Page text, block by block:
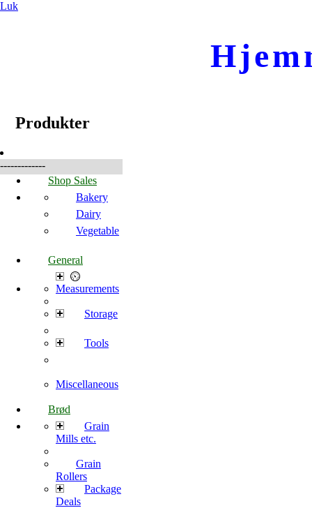
Luk
Produkter
-------------
Shop Sales
Bakery
Dairy
Vegetable
General
Measurements
Storage
Tools
Miscellaneous
Brød
Grain
Mills etc.
Grain
Rollers
Package
Deals